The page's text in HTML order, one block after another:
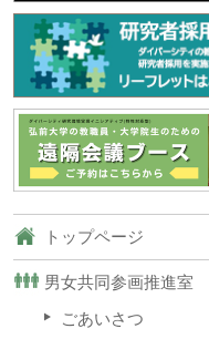
トップページ
男女共同参画推進室
ごあいさつ